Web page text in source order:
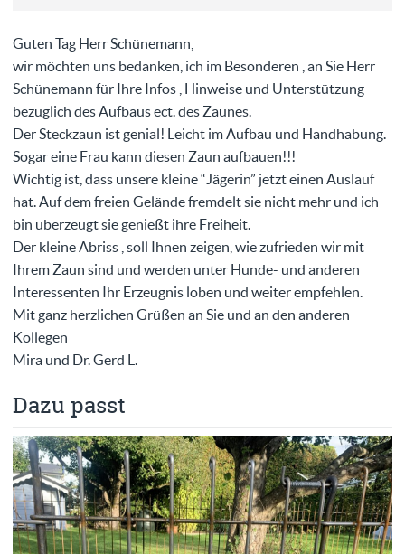
Guten Tag Herr Schünemann,
wir möchten uns bedanken, ich im Besonderen , an Sie Herr
Schünemann für Ihre Infos , Hinweise und Unterstützung
bezüglich des Aufbaus ect. des Zaunes.
Der Steckzaun ist genial! Leicht im Aufbau und Handhabung.
Sogar eine Frau kann diesen Zaun aufbauen!!!
Wichtig ist, dass unsere kleine “Jägerin” jetzt einen Auslauf
hat. Auf dem freien Gelände fremdelt sie nicht mehr und ich
bin überzeugt sie genießt ihre Freiheit.
Der kleine Abriss , soll Ihnen zeigen, wie zufrieden wir mit
Ihrem Zaun sind und werden unter Hunde- und anderen
Interessenten Ihr Erzeugnis loben und weiter empfehlen.
Mit ganz herzlichen Grüßen an Sie und an den anderen
Kollegen
Mira und Dr. Gerd L.
Dazu passt